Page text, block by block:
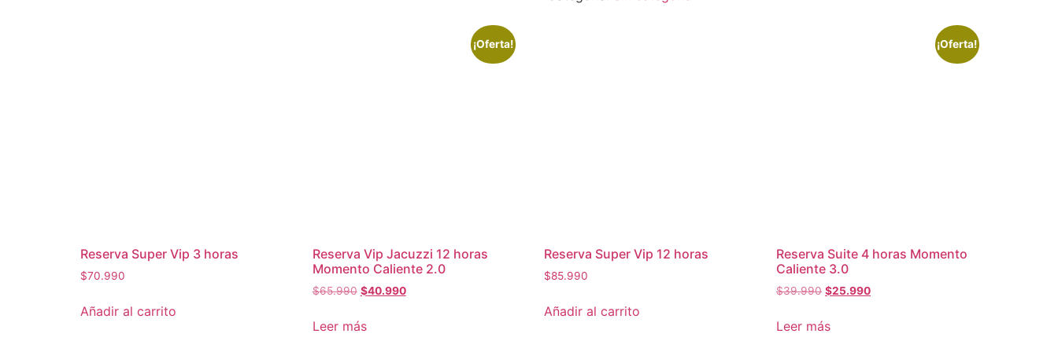
Reserva Super Vip 3 horas
$70.990
Añadir al carrito
¡Oferta!
Reserva Vip Jacuzzi 12 horas
Momento Caliente 2.0
$65.990 El
original
$40.990El
Leer más
Reserva Super Vip 12 horas
$85.990
Añadir al carrito
¡Oferta!
Reserva Suite 4 horas Momento
Caliente 3.0
$39.990 El
original
$25.990El
Leer más